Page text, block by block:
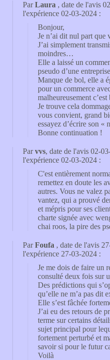
ParLaura , date de l'avis
l'expérience 02-03-2024 :
Bonjour,
Je n’ai dit nul part que
J’ai simplement
moindres…
Elle a laissé un
pseudo d’une
Manque de bol, elle a
pour un commerce
malheureusement c’est
Je trouve cela
vous convient, grand
essayez d’écrire son «
Bonne continuation !
Parvvs, date de l'avis 02-
l'expérience 02-03-2024 :
C'est entièrement
remettez en doute les
autres. Vous ne valez
vantez, qui a prouvé
et mépris pour ses
charte signée avec
chai roos, la pire des
ParFoufa , date de l'avis
l'expérience 27-03-2024 :
Je me dois de faire un
consulté deux fois sur
Des prédictions qui
qu’elle ne m’a pas dit
Elle s’est fâchée
J’ai eu des retours de
terme sur certains
sujet principal pour
fortement perturbé et
savoir si pour le futur
Voilà